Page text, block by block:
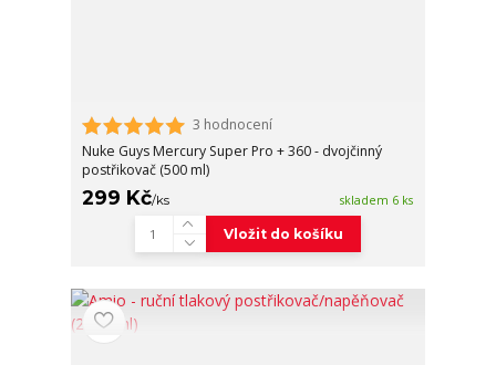
3 hodnocení
Nuke Guys Mercury Super Pro + 360 - dvojčinný
postřikovač (500 ml)
299 Kč/ks skladem 6 ks
Vložit do košíku